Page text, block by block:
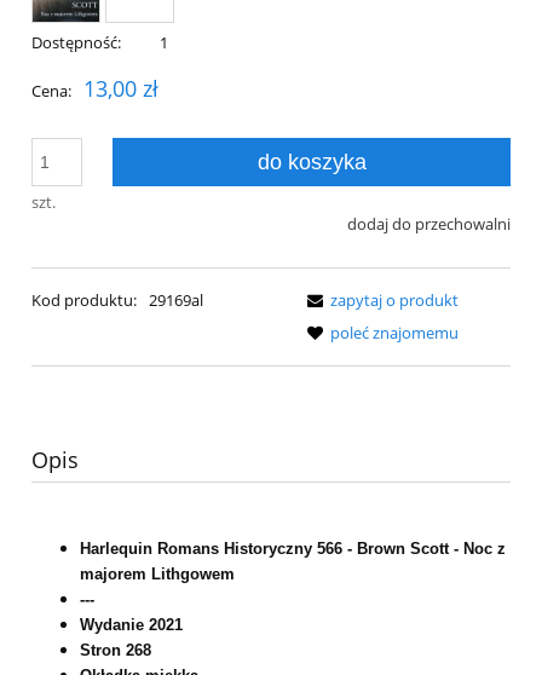
Dostępność: 1
Cena: 13,00 zł
szt.
do koszyka
dodaj do przechowalni
Kod produktu: 29169al
zapytaj o produkt
poleć znajomemu
Opis
Harlequin Romans Historyczny 566 - Brown Scott - Noc z
majorem Lithgowem
---
Wydanie 2021
Stron 268